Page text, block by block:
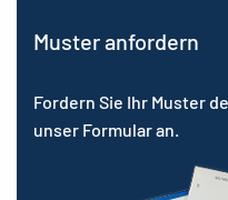
Muster anfordern
Fordern Sie Ihr Muster
unser Formular an.